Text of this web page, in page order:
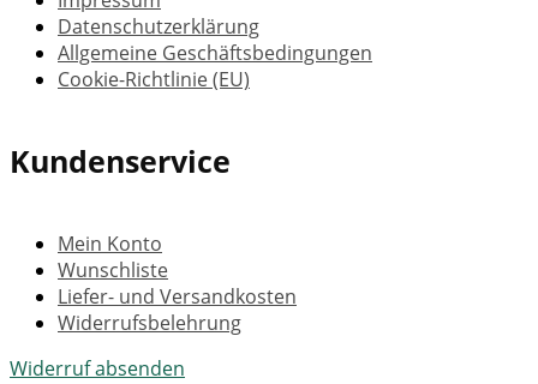
Datenschutzerklärung
Allgemeine Geschäftsbedingungen
Cookie-Richtlinie (EU)
Kundenservice
Mein Konto
Wunschliste
Liefer- und Versandkosten
Widerrufsbelehrung
Widerruf absenden